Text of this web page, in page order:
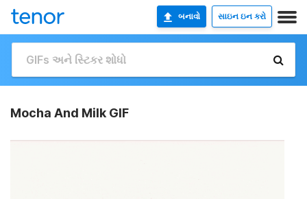
બનાવો સાઇન ઇન કરો
Mocha And Milk GIF